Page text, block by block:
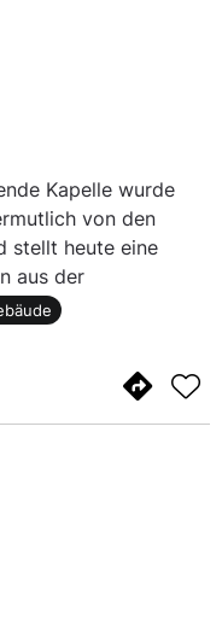
Kapelle wurde
von den
stellt heute eine
aus der
den in den
ist